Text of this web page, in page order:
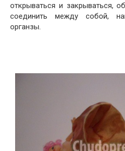
открываться и закрываться,
соединить между собой,
органзы.